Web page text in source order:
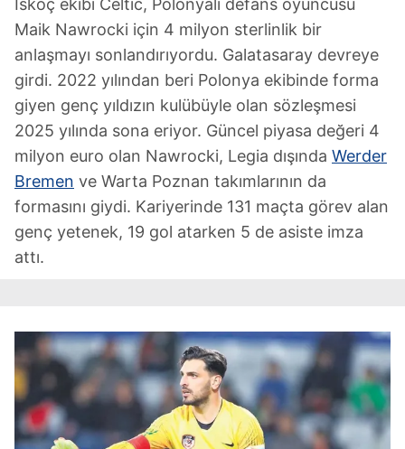
İskoç ekibi Celtic, Polonyalı defans oyuncusu
Maik Nawrocki için 4 milyon sterlinlik bir
anlaşmayı sonlandırıyordu. Galatasaray devreye
girdi. 2022 yılından beri Polonya ekibinde forma
giyen genç yıldızın kulübüyle olan sözleşmesi
2025 yılında sona eriyor. Güncel piyasa değeri 4
milyon euro olan Nawrocki, Legia dışında Werder
Bremen ve Warta Poznan takımlarının da
formasını giydi. Kariyerinde 131 maçta görev alan
genç yetenek, 19 gol atarken 5 de asiste imza
attı.